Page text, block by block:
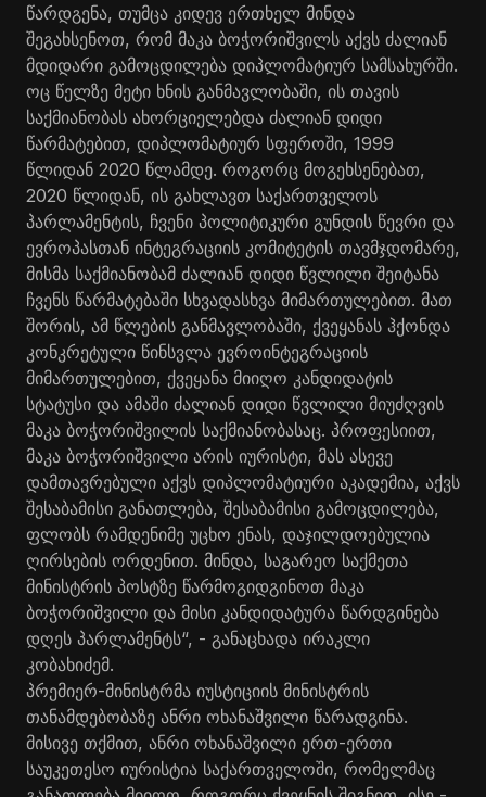
წარდგენა, თუმცა კიდევ ერთხელ მინდა
შეგახსენოთ, რომ მაკა ბოჭორიშვილს აქვს ძალიან
მდიდარი გამოცდილება დიპლომატიურ სამსახურში.
ოც წელზე მეტი ხნის განმავლობაში, ის თავის
საქმიანობას ახორციელებდა ძალიან დიდი
წარმატებით, დიპლომატიურ სფეროში, 1999
წლიდან 2020 წლამდე. როგორც მოგეხსენებათ,
2020 წლიდან, ის გახლავთ საქართველოს
პარლამენტის, ჩვენი პოლიტიკური გუნდის წევრი და
ევროპასთან ინტეგრაციის კომიტეტის თავმჯდომარე,
მისმა საქმიანობამ ძალიან დიდი წვლილი შეიტანა
ჩვენს წარმატებაში სხვადასხვა მიმართულებით. მათ
შორის, ამ წლების განმავლობაში, ქვეყანას ჰქონდა
კონკრეტული წინსვლა ევროინტეგრაციის
მიმართულებით, ქვეყანა მიიღო კანდიდატის
სტატუსი და ამაში ძალიან დიდი წვლილი მიუძღვის
მაკა ბოჭორიშვილის საქმიანობასაც. პროფესიით,
მაკა ბოჭორიშვილი არის იურისტი, მას ასევე
დამთავრებული აქვს დიპლომატიური აკადემია, აქვს
შესაბამისი განათლება, შესაბამისი გამოცდილება,
ფლობს რამდენიმე უცხო ენას, დაჯილდოებულია
ღირსების ორდენით. მინდა, საგარეო საქმეთა
მინისტრის პოსტზე წარმოგიდგინოთ მაკა
ბოჭორიშვილი და მისი კანდიდატურა წარდგინება
დღეს პარლამენტს“, - განაცხადა ირაკლი
კობახიძემ.
პრემიერ-მინისტრმა იუსტიციის მინისტრის
თანამდებობაზე ანრი ოხანაშვილი წარადგინა.
მისივე თქმით, ანრი ოხანაშვილი ერთ-ერთი
საუკეთესო იურისტია საქართველოში, რომელმაც